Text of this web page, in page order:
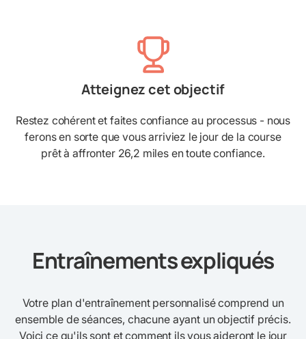
Atteignez cet objectif
Restez cohérent et faites confiance au processus - nous
ferons en sorte que vous arriviez le jour de la course
prêt à affronter 26,2 miles en toute confiance.
Entraînements expliqués
Votre plan d'entraînement personnalisé comprend un
ensemble de séances, chacune ayant un objectif précis.
Voici ce qu'ils sont et comment ils vous aideront le jour